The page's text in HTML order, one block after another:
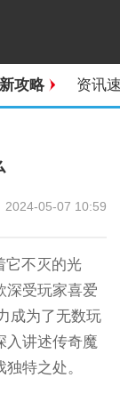
攻略 资讯
2024-05-07 10:59
它不灭的光
深受玩家喜爱
成为了无数玩
入讲述传奇魔
特之处。